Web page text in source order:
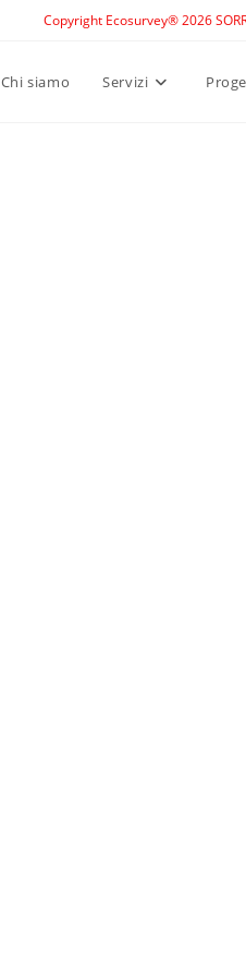
Copyright Ecosurvey® 2026
Chi siamo Servizi